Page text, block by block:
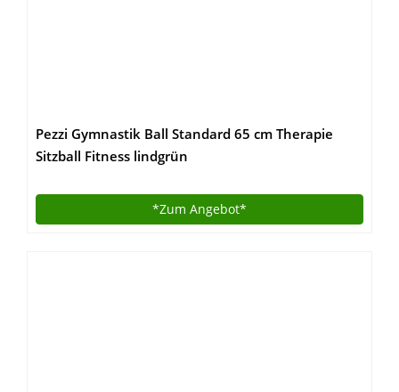
Pezzi Gymnastik Ball Standard 65 cm Therapie
Sitzball Fitness lindgrün
*Zum Angebot*